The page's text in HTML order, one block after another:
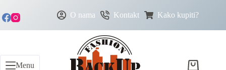
O nama Kontakt Kako kupiti?
Menu